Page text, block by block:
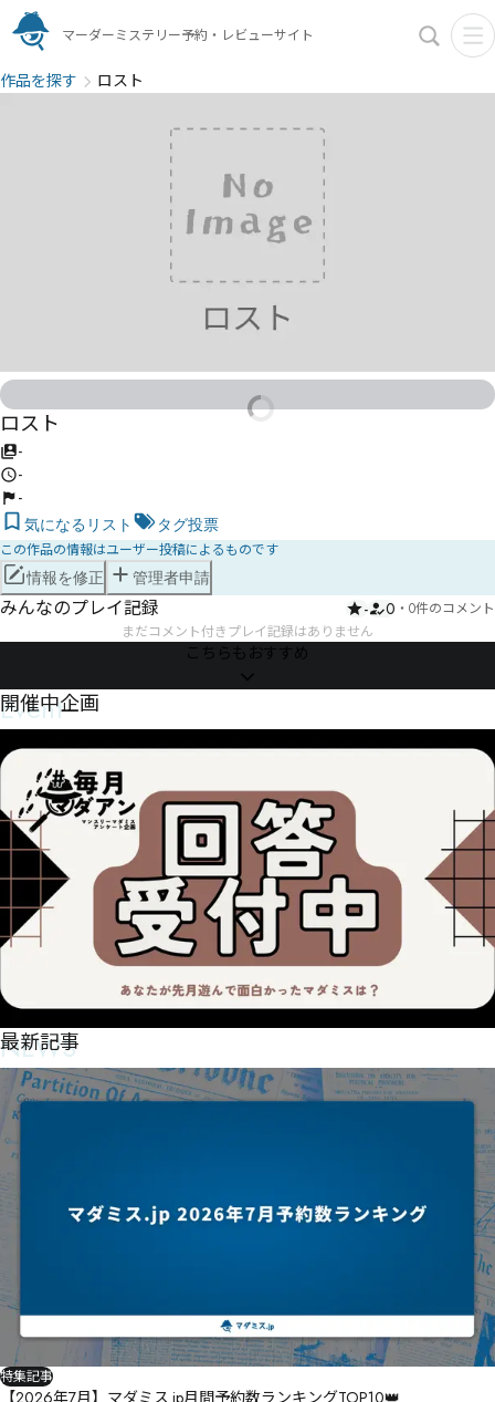
マーダーミステリー予約・レビューサイト
作品を探す ロスト
ロスト
-
-
-
気になるリスト タグ投票
この作品の情報はユーザー投稿によるものです
情報を修正 管理者申請
みんなのプレイ記録 - 0 ・ 0件のコメント
まだコメント付きプレイ記録はありません
こちらもおすすめ
Event
開催中企画
NEWS
最新記事
特集記事
【2026年7月】マダミス.jp月間予約数ランキングTOP10👑